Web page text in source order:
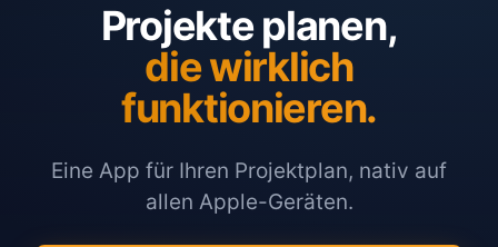
Projekte planen,
die wirklich
funktionieren.
Eine App für Ihren Projektplan, nativ auf
allen Apple-Geräten.